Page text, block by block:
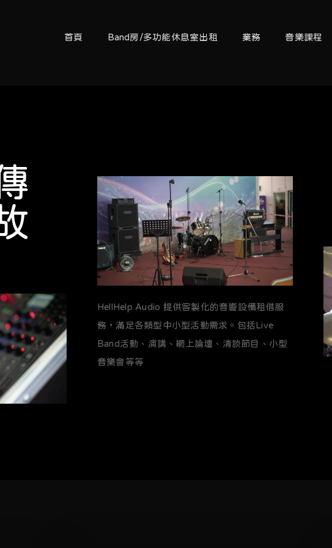
首頁 Band房/多功能休息室出租 業務 音樂課程
HellHelp Audio 提供客製化的音響設備租借服
務，滿足各類型中小型活動需求。包括Live
Band活動、演講、網上論壇、清談節目、小型
音樂會等等